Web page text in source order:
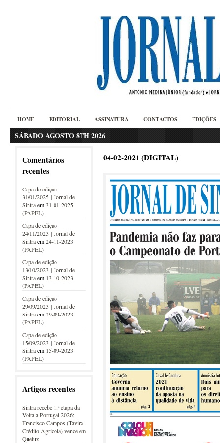
HOME EDITORIAL ASSINATURA CONTACTOS EDIÇÕES
SÁBADO AGOSTO 8TH 2026
Comentários
recentes
Capa de edição
31/01/2025 | Jornal de
Sintraem31-01-2025
(PAPEL)
Capa de edição
24/11/2023 | Jornal de
Sintraem24-11-2023
(PAPEL)
Capa de edição
13/10/2023 | Jornal de
Sintraem 13-10-2023
(PAPEL)
Capa de edição
29/09/2023 | Jornal de
Sintraem29-09-2023
(PAPEL)
Capa de edição
15/09/2023 | Jornal de
Sintraem 15-09-2023
(PAPEL)
Artigos recentes
Sintra recebe 1.ª etapa da
Volta a Portugal 2026;
Francisco Campos (Tavira-
Crédito Agricola) vence em
Queluz
04-02-2021 (DIGITAL)